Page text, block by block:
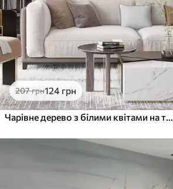
207грн124 грн